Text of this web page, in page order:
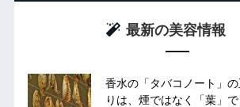
最新の美容情報
香水の「タバコノート」
りは、煙ではなく「葉」